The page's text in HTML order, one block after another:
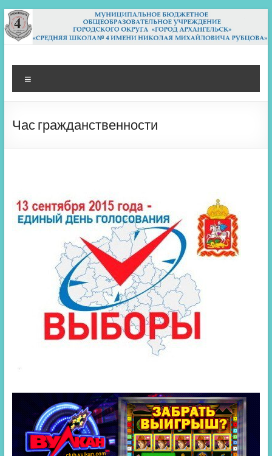
Перейти
к
содержимому
МБОУ СШ 4
Архангельск
Час гражданственности